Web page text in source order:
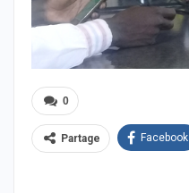
0
Partage Facebook